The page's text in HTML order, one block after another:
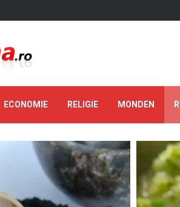
ECONOMIE RELIGIE MONDEN